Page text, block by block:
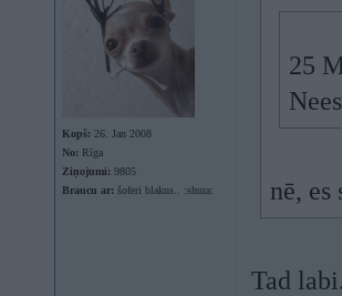
Kopš: 26. Jan 2008
No: Rīga
Ziņojumi: 9805
Braucu ar: šoferi blakus.. :shura:
25
nē,
Tad